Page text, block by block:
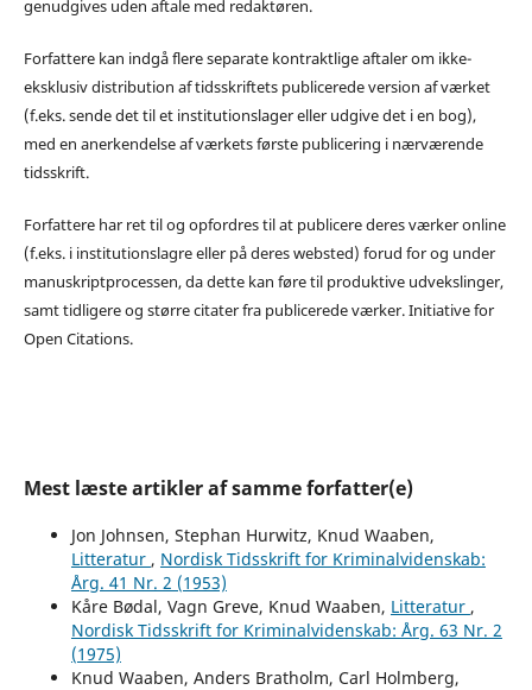
genudgives uden aftale med redaktøren.
Forfattere kan indgå flere separate kontraktlige aftaler om ikke-
eksklusiv distribution af tidsskriftets publicerede version af værket
(f.eks. sende det til et institutionslager eller udgive det i en bog),
med en anerkendelse af værkets første publicering i nærværende
tidsskrift.
Forfattere har ret til og opfordres til at publicere deres værker online
(f.eks. i institutionslagre eller på deres websted) forud for og under
manuskriptprocessen, da dette kan føre til produktive udvekslinger,
samt tidligere og større citater fra publicerede værker. Initiative for
Open Citations.
Mest læste artikler af samme forfatter(e)
Jon Johnsen, Stephan Hurwitz, Knud Waaben,
Litteratur , Nordisk Tidsskrift for Kriminalvidenskab:
Årg. 41 Nr. 2 (1953)
Kåre Bødal, Vagn Greve, Knud Waaben, Litteratur ,
Nordisk Tidsskrift for Kriminalvidenskab: Årg. 63 Nr. 2
(1975)
Knud Waaben, Anders Bratholm, Carl Holmberg,